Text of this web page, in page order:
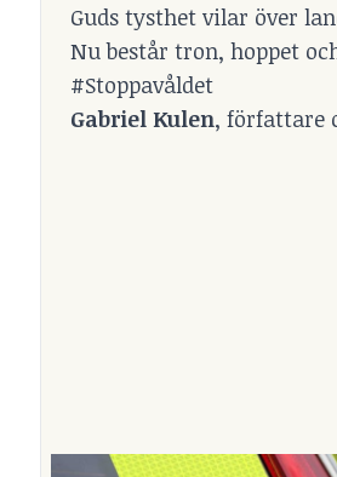
Guds tysthet vilar över
Nu består tron, hoppet
#Stoppavåldet
Gabriel Kulen, författare